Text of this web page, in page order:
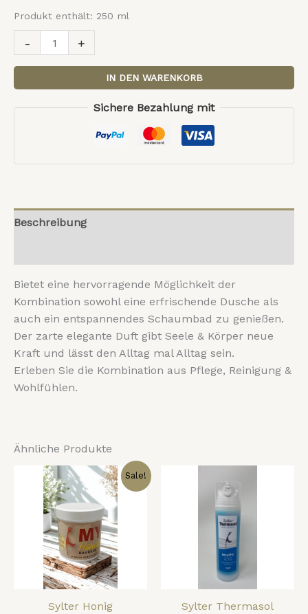
Produkt enthält: 250 ml
- +
IN DEN WARENKORB
Sichere Bezahlung mit
Beschreibung
Bietet eine hervorragende Möglichkeit der
Kombination sowohl eine erfrischende Dusche als
auch ein entspannendes Schaumbad zu genießen.
Der zarte elegante Duft gibt Seele & Körper neue
Kraft und lässt den Alltag mal Alltag sein.
Erleben Sie die Kombination aus Pflege, Reinigung &
Wohlfühlen.
Ähnliche Produkte
Sale!
Sylter Honig
Ursprünglicher
Preis
war:
9,95 €
Aktueller
Preis
ist:
6,95 €.
Sylter Thermasol